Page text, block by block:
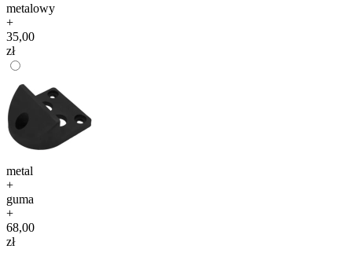
metalowy
+
35,00
zł
metal
+
guma
+
68,00
zł